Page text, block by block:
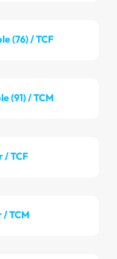
(76) / TCF
(91) / TCM
/ TCF
TCM